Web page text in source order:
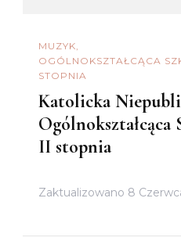
MUZYK
OGÓLNOKSZTAŁCĄCA
STOPNIA
Katolicka
Ogólnokształcąca
II stopnia
Zaktualizowano 8